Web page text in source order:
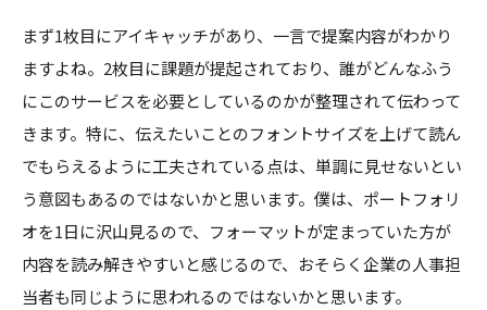
まず1枚目にアイキャッチがあり、一言で提案内容がわかり
ますよね。2枚目に課題が提起されており、誰がどんなふう
にこのサービスを必要としているのかが整理されて伝わって
きます。特に、伝えたいことのフォントサイズを上げて読ん
でもらえるように工夫されている点は、単調に見せないとい
う意図もあるのではないかと思います。僕は、ポートフォリ
オを1日に沢山見るので、フォーマットが定まっていた方が
内容を読み解きやすいと感じるので、おそらく企業の人事担
当者も同じように思われるのではないかと思います。